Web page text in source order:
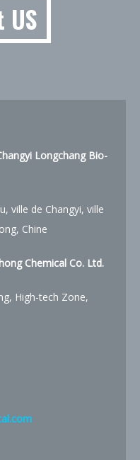
Longchang Bio-
ville de Changyi, ville
Chine
Chemical Co. Ltd.
High-tech Zone,